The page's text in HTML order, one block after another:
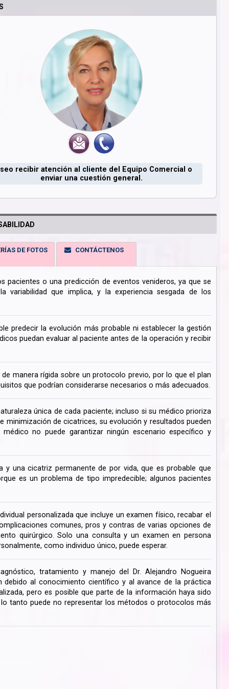
recibir atención al cliente del Equipo Comercial o
enviar una cuestión general.
DE FOTOS CONTÁCTENOS
o una predicción de eventos venideros, ya que se
variabilidad que implica, y la experiencia sesgada de los
predecir la evolución más probable ni establecer la gestión
puedan evaluar al paciente antes de la operación y recibir
manera rígida sobre un protocolo previo, por lo que el plan
que podrían considerarse necesarios o más adecuados.
única de cada paciente; incluso si su médico prioriza
de cicatrices, su evolución y resultados pueden
no puede garantizar ningún escenario específico y
y una cicatriz permanente de por vida, que es probable que
es un problema de tipo impredecible; algunos pacientes
personalizada que incluye un examen físico, recabar el
comunes, pros y contras de varias opciones de
quirúrgico. Solo una consulta y un examen en persona
como individuo único, puede esperar.
tratamiento y manejo del Dr. Alejandro Nogueira
al conocimiento científico y al avance de la práctica
pero es posible que parte de la información haya sido
tanto puede no representar los métodos o protocolos más